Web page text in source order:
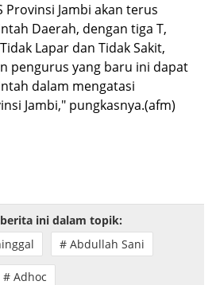
Provinsi Jambi akan terus
Daerah, dengan tiga T,
Lapar dan Tidak Sakit,
pengurus yang baru ini dapat
dalam mengatasi
Jambi," pungkasnya.(afm)
ini dalam topik:
# Abdullah Sani
# Adhoc